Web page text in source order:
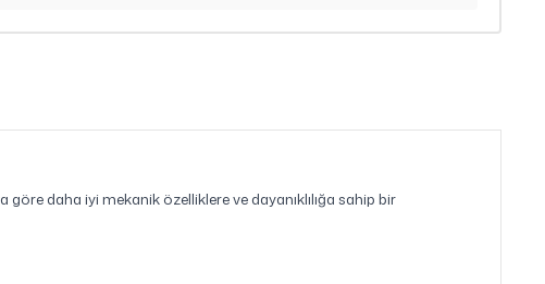
daha iyi mekanik özelliklere ve dayanıklılığa sahip bir